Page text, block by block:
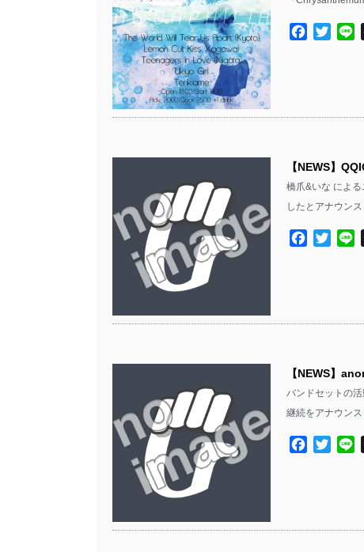
Facebook
【NEWS】
橋爪&いな によ
したとアナウン
Facebook
【NEWS】
バンドセットの
継続をアナウン
Facebook